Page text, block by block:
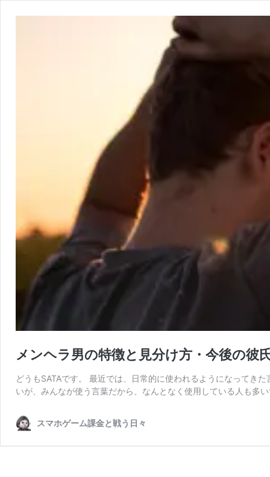
メンヘラ男の特徴と見分け方・今後の彼
どうもSATAです。 最近では、日常的に使われるようになってき
いが、みんなが使う言葉だから、なんとなく使用している人も多
スマホゲーム課金と戦う日々